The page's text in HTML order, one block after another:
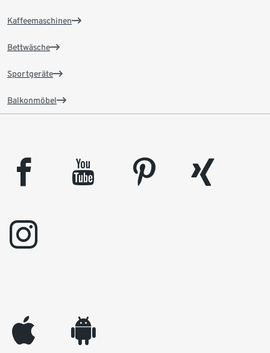
Kaffeemaschinen
Bettwäsche
Sportgeräte
Balkonmöbel
facebook youtube pinterest
xing
instagram
appleinc android